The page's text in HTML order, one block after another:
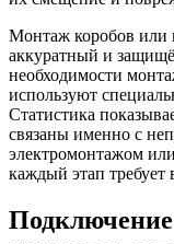
Монтаж коробов или
аккуратный и
необходимости
используют
Статистика
связаны именно с
электромонтажом
каждый этап требует